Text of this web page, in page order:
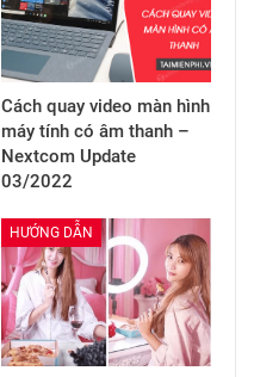
Cách quay video màn hình
máy tính có âm thanh –
Nextcom Update
03/2022
HƯỚNG DẪN